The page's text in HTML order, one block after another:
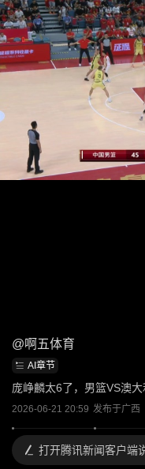
@啊五体育
AI章节
庞峥麟太6了，男篮VS澳
2026-06-21 20:59 发布于广西
打开腾讯新闻客户端